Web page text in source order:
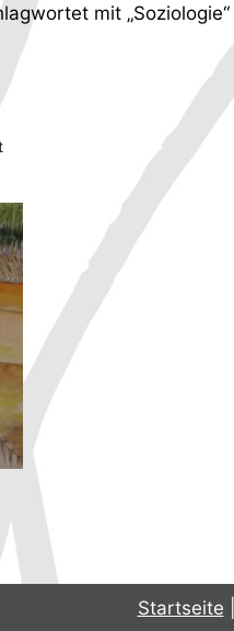
mit „Soziologie“
Startseite